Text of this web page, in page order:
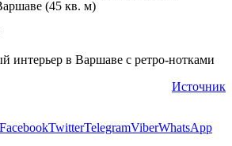
интерьер в Варшаве с ретро-нотками
Источник
FacebookTwitterTelegramViberWhatsApp